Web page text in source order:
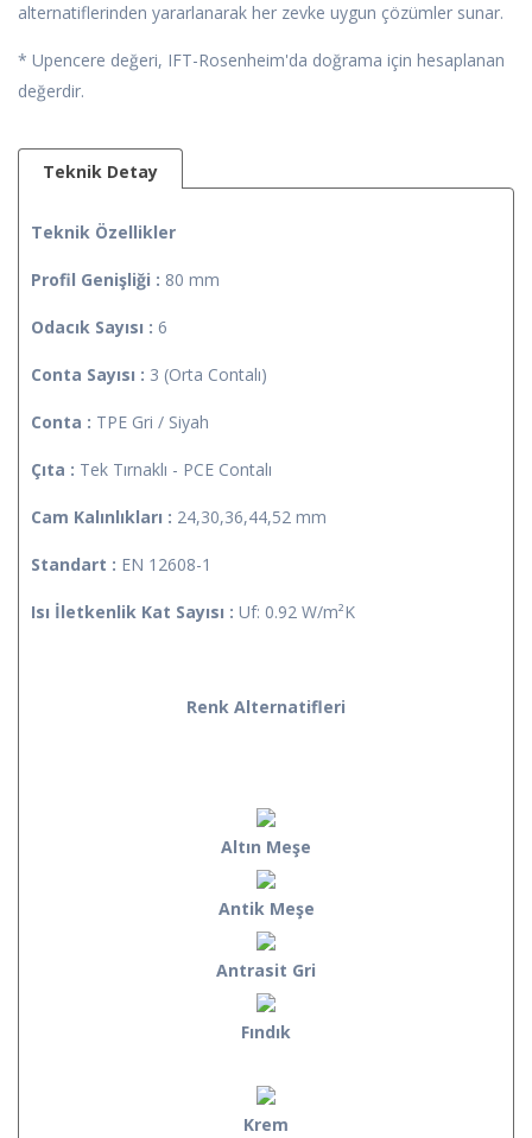
alternatiflerinden yararlanarak her zevke uygun çözümler sunar.
* Upencere değeri, IFT-Rosenheim'da doğrama için hesaplanan
değerdir.
Teknik Detay
Teknik Özellikler
Profil Genişliği : 80 mm
Odacık Sayısı : 6
Conta Sayısı : 3 (Orta Contalı)
Conta : TPE Gri / Siyah
Çıta : Tek Tırnaklı - PCE Contalı
Cam Kalınlıkları : 24,30,36,44,52 mm
Standart : EN 12608-1
Isı İletkenlik Kat Sayısı : Uf: 0.92 W/m²K
Renk Alternatifleri
Altın Meşe
Antik Meşe
Antrasit Gri
Fındık
Krem